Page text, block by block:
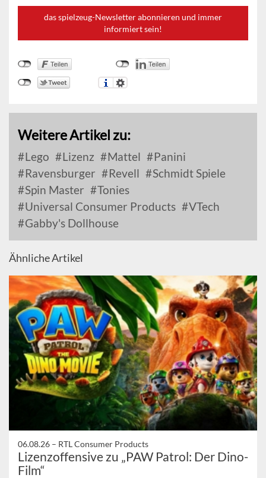
das spielzeug-Newsletter abonnieren und immer
informiert sein!
Weitere Artikel zu:
Lego Lizenz Mattel
Panini
Ravensburger
Revell
Schmidt Spiele
Spin Master
Tonies
Universal Consumer Products
VTech
Gabby's Dollhouse
Ähnliche Artikel
06.08.26 – RTL Consumer Products
Lizenzoffensive zu „PAW Patrol: Der Dino-
Film“